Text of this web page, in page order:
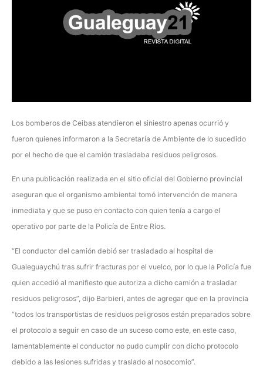
Los bomberos de Ceibas atendieron el siniestro apenas ocurrió y
fueron quienes informaron a la Secretaría de Ambiente de lo sucedido
por el hecho de que el camión trasladaba residuos peligrosos.
En una publicación realizada en el sitio oficial del Gobierno provincial
aseguran que el organismo ambiental tomó intervención de manera
inmediata y que se puso en contacto con quien tenía a cargo el
operativo por parte de la Policía de Entre Ríos.
“El conductor del camión debió ser trasladado al hospital de
Gualeguaychú tras sufrir fracturas por el vuelco, por lo que la Policía fue
quien accedió al manifiesto que autoriza a dicho camión a trasladar
residuos peligrosos”, dijo Barbieri, antes de agregar que en la provincia
“todos los transportistas de residuos peligrosos están preparados sobre
el protocolo a seguir en caso de un suceso como este, en este caso,
lamentablemente el conductor no pudo cumplir con dicho protocolo
debido a las lesiones sufridas y traslado al nosocomio”.